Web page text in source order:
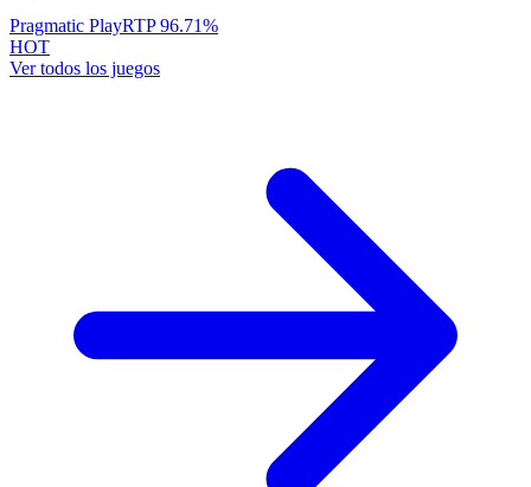
Pragmatic PlayRTP96.71%
HOT
Ver todos los juegos